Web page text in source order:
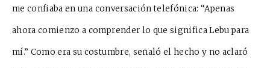
me confiaba en una conversación telefónica:“Apenas
ahora comienzo a comprender lo que significa Lebu para
mí.” Como era su costumbre, señaló el hecho y no aclaró